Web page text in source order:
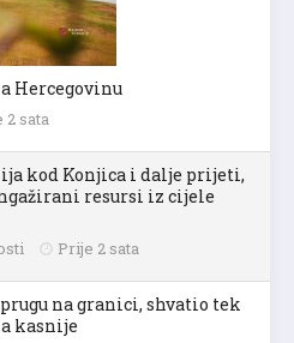
Hercegovinu
2 sata
kod Konjica i dalje prijeti,
resursi iz cijele
Prije 2 sata
na granici, shvatio tek
kasnije